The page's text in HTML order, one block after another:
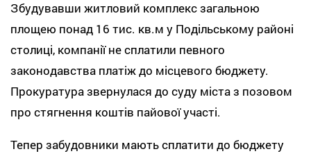
Збудувавши житловий комплекс загальною
площею понад 16 тис. кв.м у Подільському районі
столиці, компанії не сплатили певного
законодавства платіж до місцевого бюджету.
Прокуратура звернулася до суду міста з позовом
про стягнення коштів пайової участі.
Тепер забудовники мають сплатити до бюджету